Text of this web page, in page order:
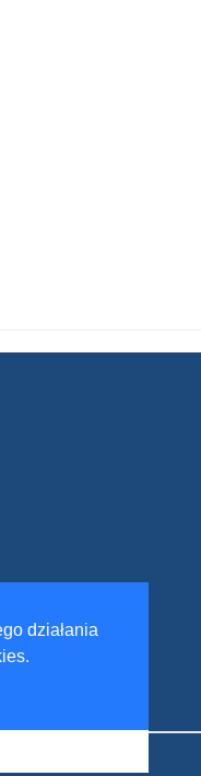
działania